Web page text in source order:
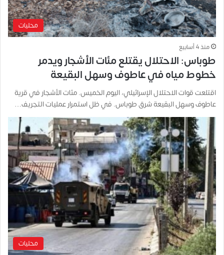
محليات
منذ 4 أسابيع
طوباس: الاحتلال يقتلع مئات الأشجار ويدمر
خطوط مياه في عاطوف وسهل البقيعة
اقتلعت قوات الاحتلال الإسرائيلي، اليوم الخميس. مئات الأشجار في قرية
عاطوف وسهل البقيعة شرق طوباس. في ظل استمرار عمليات التجريف…
محليات